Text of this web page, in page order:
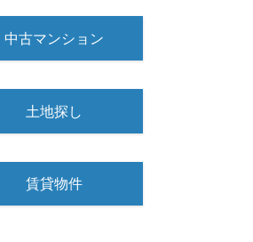
中古マンション
土地探し
賃貸物件